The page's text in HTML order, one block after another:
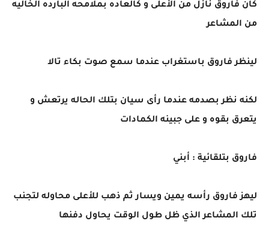
كان فاروق نازل من الأعلى و كالعاده بملامحه البارده الخاليه
من المشاعر
لينظر فاروق باستغراب عندما سمع صوت بكاء تالا
لكنه نظر بصدمه عندما رأى سيان بتلك الحاله يرتعش و
يتعرق بقوه و على جبينه الكمادات
فاروق بتلقائية : أبني
ليهز فاروق رأسه يمين ويسار ثم ذهب للأعلى محاوله لتجنب
تلك المشاعر الذي ظل طول الوقت يحاول دفنها